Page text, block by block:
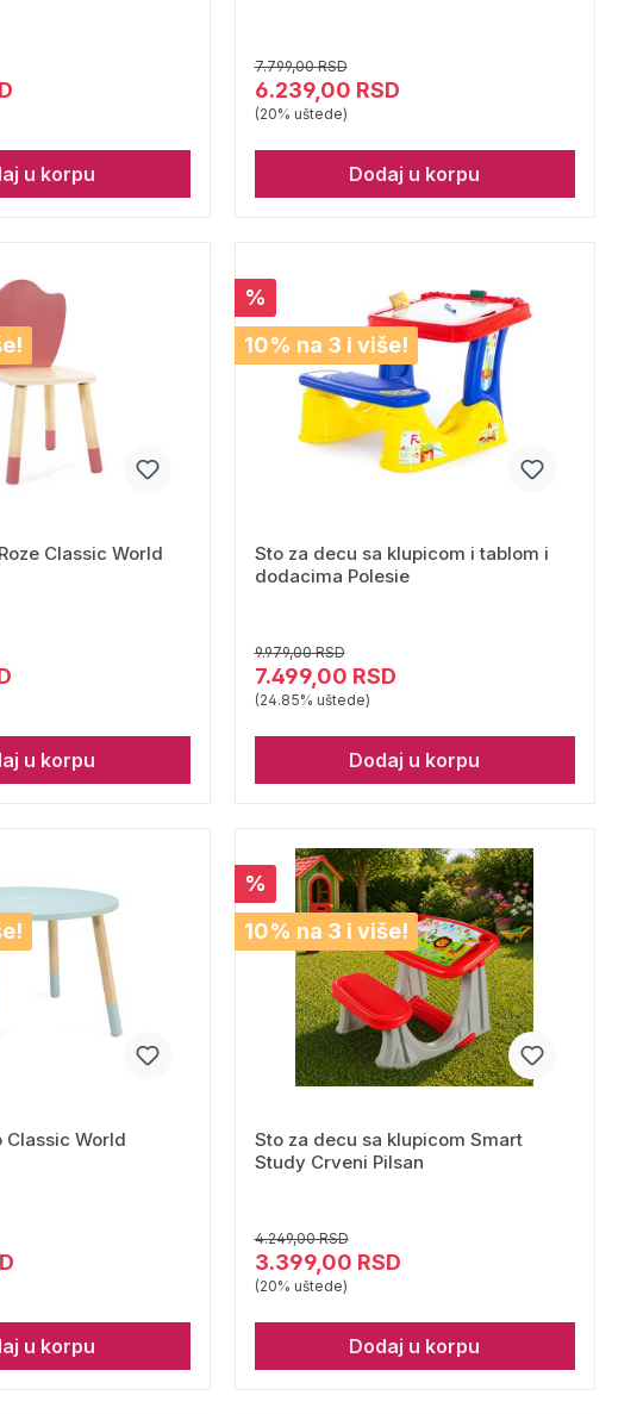
u korpu
7.799,00 RSD
6.239,00 RSD
(20% uštede)
Dodaj u korpu
Classic World
u korpu
%
10% na 3 i više!
Sto za decu sa klupicom i tablom i
dodacima Polesie
9.979,00 RSD
7.499,00 RSD
(24.85% uštede)
Dodaj u korpu
Classic World
u korpu
%
10% na 3 i više!
Sto za decu sa klupicom Smart
Study Crveni Pilsan
4.249,00 RSD
3.399,00 RSD
(20% uštede)
Dodaj u korpu